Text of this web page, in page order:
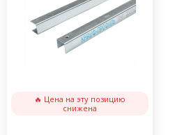
🔥 Цена на эту позицию
снижена